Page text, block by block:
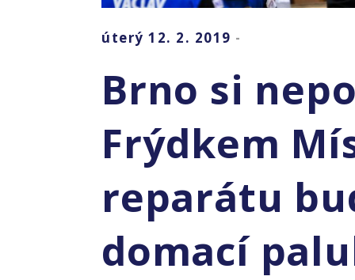
úterý 12. 2. 2019 -
Brno si
Frýdkem
reparátu
domací